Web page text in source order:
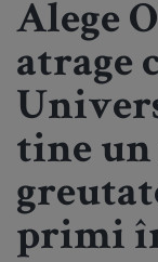
Alege
atrage
tine un
primi